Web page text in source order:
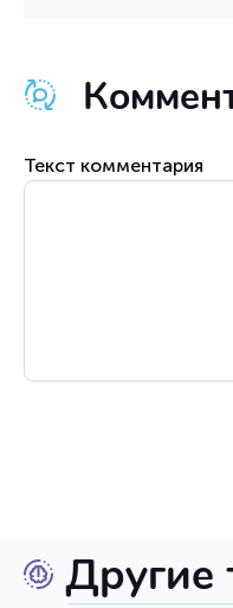
Текст комментария
Другие